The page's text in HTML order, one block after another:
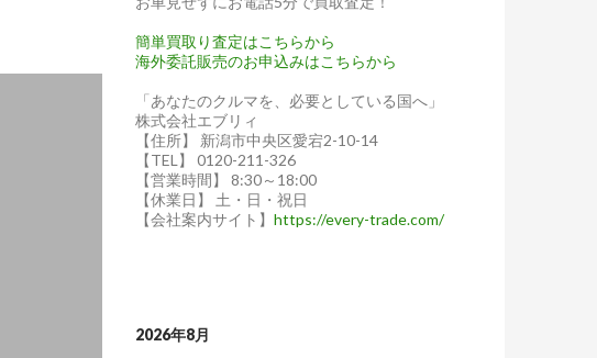
簡単買取り査定はこちらから
海外委託販売のお申込みはこちらから
「あなたのクルマを、必要としている国へ」
株式会社エブリィ
【住所】 新潟市中央区愛宕2-10-14
【TEL】 0120-211-326
【営業時間】 8:30～18:00
【休業日】 土・日・祝日
【会社案内サイト】 https://every-trade.com/
2026年8月